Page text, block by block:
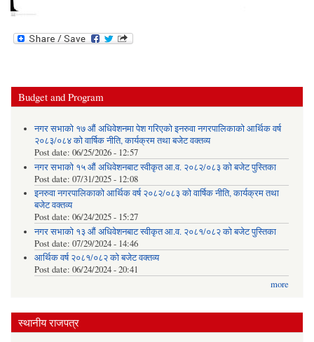
Budget and Program
नगर सभाको १७ औं अधिवेशनमा पेश गरिएको इनरुवा नगरपालिकाको आर्थिक वर्ष
२०८३/०८४ को वार्षिक नीति, कार्यक्रम तथा बजेट वक्तव्य
Post date: 06/25/2026 - 12:57
नगर सभाको १५ औं अधिवेशनबाट स्वीकृत आ.व. २०८२/०८३ को बजेट पुस्तिका
Post date: 07/31/2025 - 12:08
इनरुवा नगरपालिकाको आर्थिक वर्ष २०८२/०८३ को वार्षिक नीति, कार्यक्रम तथा
बजेट वक्तव्य
Post date: 06/24/2025 - 15:27
नगर सभाको १३ औं अधिवेशनबाट स्वीकृत आ.व. २०८१/०८२ को बजेट पुस्तिका
Post date: 07/29/2024 - 14:46
आर्थिक वर्ष २०८१/०८२ को बजेट वक्तव्य
Post date: 06/24/2024 - 20:41
more
स्थानीय राजपत्र